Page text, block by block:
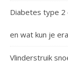
Diabetes type 2
en wat kun je
Vlinderstruik